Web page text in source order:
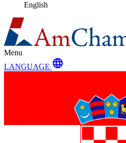
English
Menu
LANGUAGE language